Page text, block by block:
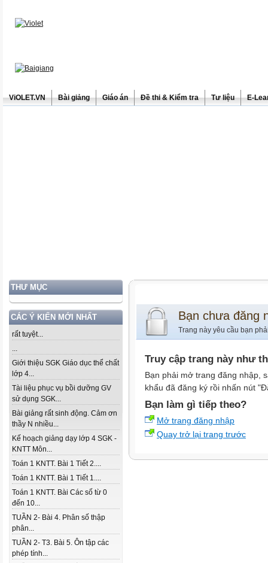
ViOLET.VN Bài giảng Giáo án Đề thi & Kiểm tra Tư liệu E-
THƯ MỤC
CÁC Ý KIẾN MỚI NHẤT
rất tuyệt...
...
Giới thiệu SGK Giáo dục thể chất
lớp 4...
Tài liệu phục vụ bồi dưỡng GV
sử dụng SGK...
Bài giảng rất sinh động. Cảm ơn
thầy N nhiều...
Kế hoạch giảng dạy lớp 4 SGK -
KNTT Môn...
Toán 1 KNTT. Bài 1 Tiết 2....
Toán 1 KNTT. Bài 1 Tiết 1....
Toán 1 KNTT. Bài Các số từ 0
đến 10...
TUẦN 2- Bài 4. Phân số thập
phân...
TUẦN 2- T3. Bài 5. Ôn tập các
phép tính...
Bạn chưa đăng
Trang này yêu cầu bạn
Truy cập trang này như
Bạn phải mở trang đăng nhập,
khẩu đã đăng ký rồi nhấn nút
Bạn làm gì tiếp theo?
Mở trang đăng nhập
Quay trở lại trang trước